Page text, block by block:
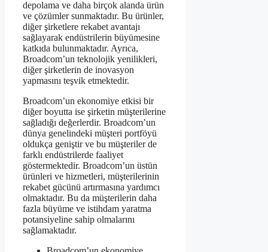
depolama ve daha birçok alanda ürün
ve çözümler sunmaktadır. Bu ürünler,
diğer şirketlere rekabet avantajı
sağlayarak endüstrilerin büyümesine
katkıda bulunmaktadır. Ayrıca,
Broadcom’un teknolojik yenilikleri,
diğer şirketlerin de inovasyon
yapmasını teşvik etmektedir.
Broadcom’un ekonomiye etkisi bir
diğer boyutta ise şirketin müşterilerine
sağladığı değerlerdir. Broadcom’un
dünya genelindeki müşteri portföyü
oldukça geniştir ve bu müşteriler de
farklı endüstrilerde faaliyet
göstermektedir. Broadcom’un üstün
ürünleri ve hizmetleri, müşterilerinin
rekabet gücünü artırmasına yardımcı
olmaktadır. Bu da müşterilerin daha
fazla büyüme ve istihdam yaratma
potansiyeline sahip olmalarını
sağlamaktadır.